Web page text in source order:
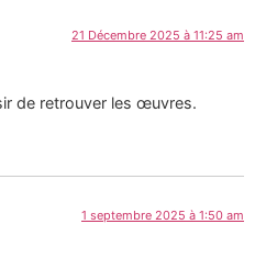
21 Décembre 2025 à 11:25 am
de retrouver les œuvres.
1 septembre 2025 à 1:50 am